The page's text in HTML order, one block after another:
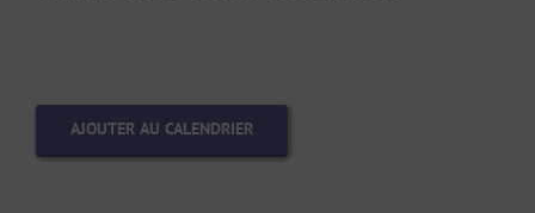
AJOUTER AU CALENDRIER